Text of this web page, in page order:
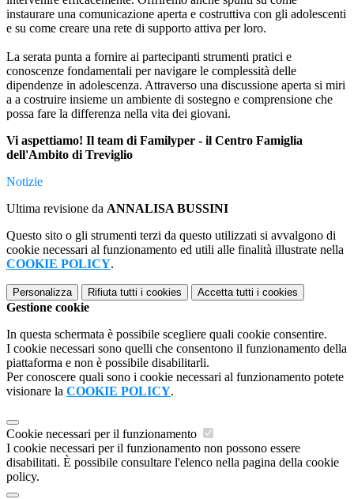
instaurare una comunicazione aperta e costruttiva con gli adolescenti
e su come creare una rete di supporto attiva per loro.
La serata punta a fornire ai partecipanti strumenti pratici e
conoscenze fondamentali per navigare le complessità delle
dipendenze in adolescenza. Attraverso una discussione aperta si miri
a a costruire insieme un ambiente di sostegno e comprensione che
possa fare la differenza nella vita dei giovani.
Vi aspettiamo! Il team di Familyper - il Centro Famiglia
dell'Ambito di Treviglio
Notizie
Ultima revisione da ANNALISA BUSSINI
Questo sito o gli strumenti terzi da questo utilizzati si avvalgono di
cookie necessari al funzionamento ed utili alle finalità illustrate nella
COOKIE POLICY.
Personalizza Rifiuta tutti i cookies Accetta tutti i cookies
Gestione cookie
In questa schermata è possibile scegliere quali cookie consentire.
I cookie necessari sono quelli che consentono il funzionamento della
piattaforma e non è possibile disabilitarli.
Per conoscere quali sono i cookie necessari al funzionamento potete
visionare la COOKIE POLICY.
Cookie necessari per il funzionamento
I cookie necessari per il funzionamento non possono essere
disabilitati. È possibile consultare l'elenco nella pagina della cookie
policy.